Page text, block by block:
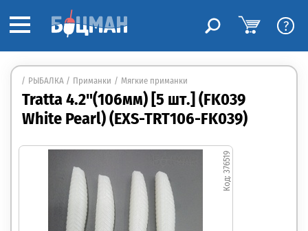
?
РЫБАЛКА Приманки Мягкие приманки
Tratta 4.2"(106мм) [5 шт.] (FK039
White Pearl) (EXS-TRT106-FK039)
376519